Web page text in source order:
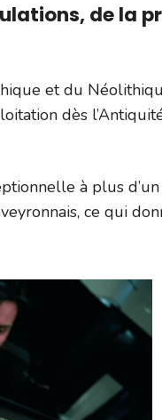
de la
et du
dès
à plus
ce qui